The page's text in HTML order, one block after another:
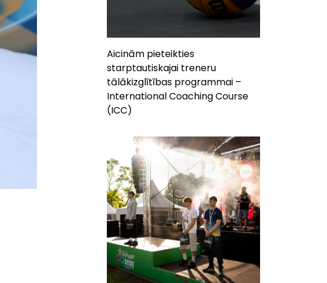
Aicinām pieteikties
starptautiskajai treneru
tālākizglītības programmai –
International Coaching Course
(ICC)